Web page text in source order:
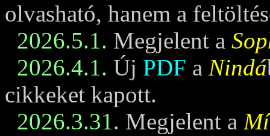
olvasható, hanem a
2026.5.1. Megjelent a
2026.4.1. Új PDF a Nindá
cikkeket kapott.
2026.3.31. Megjelent a